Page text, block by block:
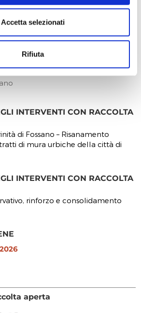
Accetta selezionati
Rifiuta
materiali, mancata manutenzione,
decoesioni superficiali).
bastione del Complesso
INTERVENTI CON RACCOLTA
di Fossano – Risanamento
di mura urbiche della città di
INTERVENTI CON RACCOLTA
rinforzo e consolidamento
aperta